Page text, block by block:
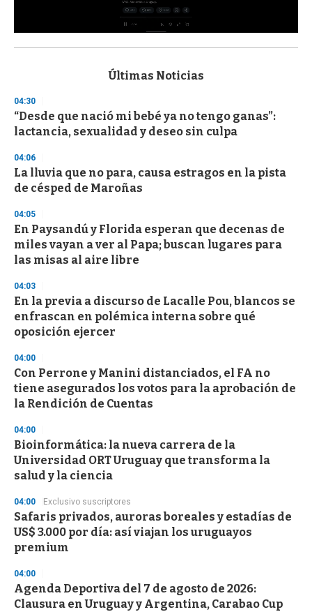
s
d
s
o
f
3
s
e
c
n
d
Últimas Noticias
04:30
“Desde que nació mi bebé ya no tengo ganas”:
lactancia, sexualidad y deseo sin culpa
04:06
La lluvia que no para, causa estragos en la pista
de césped de Maroñas
04:05
En Paysandú y Florida esperan que decenas de
miles vayan a ver al Papa; buscan lugares para
las misas al aire libre
04:03
En la previa a discurso de Lacalle Pou, blancos se
enfrascan en polémica interna sobre qué
oposición ejercer
04:00
Con Perrone y Manini distanciados, el FA no
tiene asegurados los votos para la aprobación de
la Rendición de Cuentas
04:00
Bioinformática: la nueva carrera de la
Universidad ORT Uruguay que transforma la
salud y la ciencia
04:00 Exclusivo suscriptores
Safaris privados, auroras boreales y estadías de
US$ 3.000 por día: así viajan los uruguayos
premium
04:00
Agenda Deportiva del 7 de agosto de 2026:
Clausura en Uruguay y Argentina, Carabao Cup